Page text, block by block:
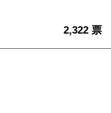
2,322 票